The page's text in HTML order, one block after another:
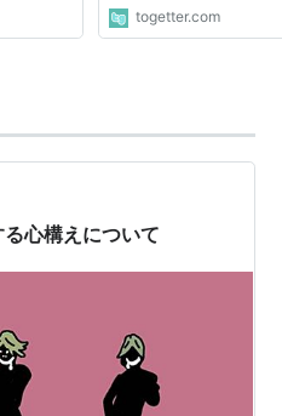
togetter.com
心構えについて